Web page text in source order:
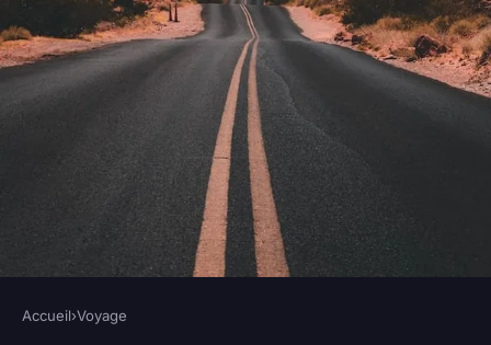
VOYAGE
Accueil›Voyage